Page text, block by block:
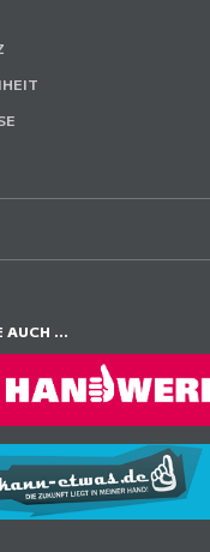
AUCH ...